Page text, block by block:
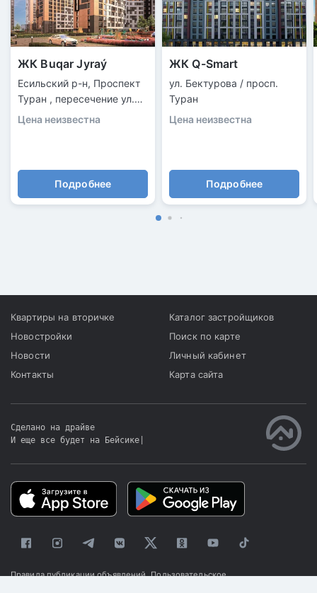
ЖК Buqar Jyraý
Есильский р-н, Проспект
Туран , пересечение ул.
Бухар Жырау
Цена неизвестна
Подробнее
ЖК Q-Smart
ул. Бектурова / просп.
Туран
Цена неизвестна
Подробнее
Квартиры на вторичке
Новостройки
Новости
Контакты
Каталог застройщиков
Поиск по карте
Личный кабинет
Карта сайта
Сделано на драйве
И еще все будет на Бейсике
Правила публикации объявлений Пользовательское